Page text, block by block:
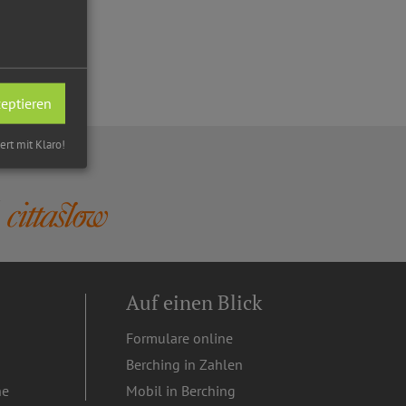
Auf einen Blick
Formulare online
Berching in Zahlen
Mobil in Berching
mit Klaro!